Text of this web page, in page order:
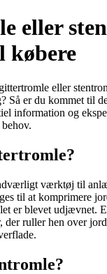
eller
købere
eller
Så er du kommet til
information og
værktøj til
til at komprimere
er blevet udjævnet.
der ruller hen over